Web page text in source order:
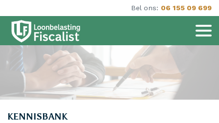
Bel ons: 06 155 09 699
KENNISBANK